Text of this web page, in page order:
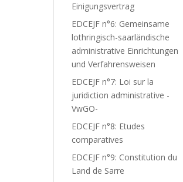
Einigungsvertrag
EDCEJF n°6: Gemeinsame
lothringisch-saarländische
administrative Einrichtungen
und Verfahrensweisen
EDCEJF n°7: Loi sur la
juridiction administrative -
VwGO-
EDCEJF n°8: Etudes
comparatives
EDCEJF n°9: Constitution du
Land de Sarre